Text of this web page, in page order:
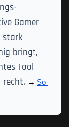
Gamer
stark
bringt,
Tool
recht. → So